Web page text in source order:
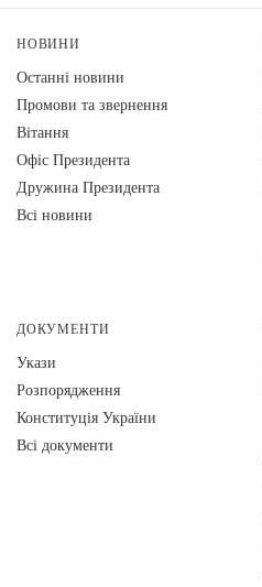
НОВИНИ
Останні новини
Промови та звернення
Вiтання
Офіс Президента
Дружина Президента
Всі новини
ДОКУМЕНТИ
Укази
Розпорядження
Конституція України
Всі документи